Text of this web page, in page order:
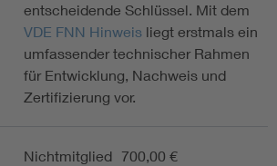
entscheidende Schlüssel. Mit dem
VDE FNN Hinweis liegt erstmals ein
umfassender technischer Rahmen
für Entwicklung, Nachweis und
Zertifizierung vor.
Nichtmitglied 700,00 €